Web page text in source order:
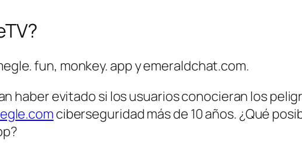
fun, monkey. app y emeraldchat.com.
haber evitado si los usuarios conocieran los
ciberseguridad más de 10 años. ¿Qué